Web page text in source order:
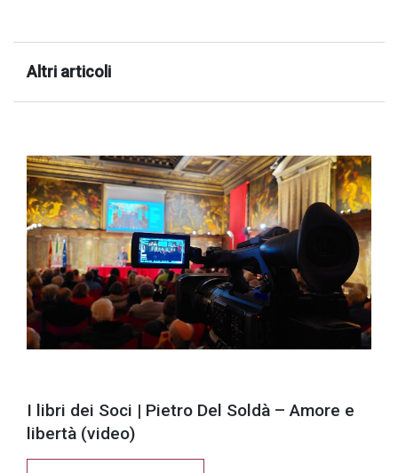
Altri articoli
I libri dei Soci | Pietro Del Soldà – Amore e
libertà (video)